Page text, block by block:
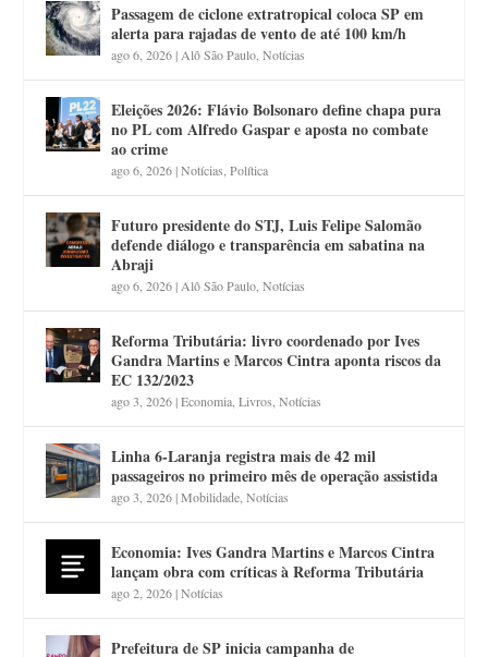
Passagem de ciclone extratropical coloca SP em
alerta para rajadas de vento de até 100 km/h
ago 6, 2026| Alô São Paulo ,Notícias
Eleições 2026: Flávio Bolsonaro define chapa pura
no PL com Alfredo Gaspar e aposta no combate
ao crime
ago 6, 2026|Notícias ,Política
Futuro presidente do STJ, Luis Felipe Salomão
defende diálogo e transparência em sabatina na
Abraji
ago 6, 2026| Alô São Paulo ,Notícias
Reforma Tributária: livro coordenado por Ives
Gandra Martins e Marcos Cintra aponta riscos da
EC 132/2023
ago 3, 2026|Economia ,Livros ,Notícias
Linha 6-Laranja registra mais de 42 mil
passageiros no primeiro mês de operação assistida
ago 3, 2026|Mobilidade ,Notícias
Economia: Ives Gandra Martins e Marcos Cintra
lançam obra com críticas à Reforma Tributária
ago 2, 2026|Notícias
Prefeitura de SP inicia campanha de